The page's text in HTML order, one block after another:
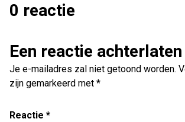
0 reactie
Een reactie achterlaten
Je e-mailadres zal niet getoond worden.
zijn gemarkeerd met *
Reactie *